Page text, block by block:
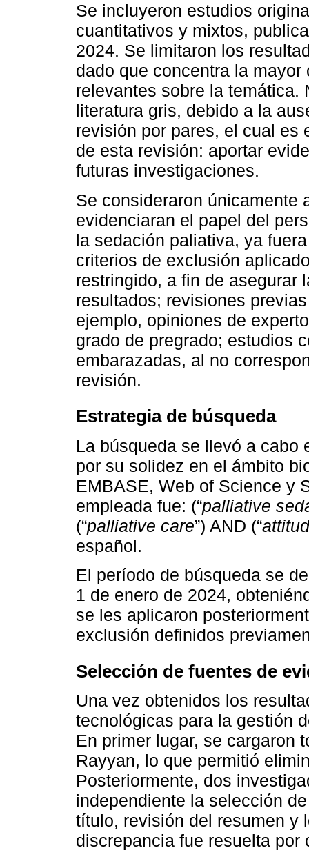
Se incluyeron estudios
cuantitativos y mixtos,
2024. Se limitaron los
dado que concentra la
relevantes sobre la temática.
literatura gris, debido a la
revisión por pares, el cual es
de esta revisión: aportar
futuras investigaciones.
Se consideraron únicamente
evidenciaran el papel del
la sedación paliativa, ya
criterios de exclusión
restringido, a fin de asegurar
resultados; revisiones
ejemplo, opiniones de
grado de pregrado; estudios
embarazadas, al no
revisión.
Estrategia de búsqueda
La búsqueda se llevó a cabo
por su solidez en el ámbito
EMBASE, Web of Science y
empleada fue: (“palliative
(“palliative care”) AND (“
español.
El período de búsqueda se
1 de enero de 2024,
se les aplicaron
exclusión definidos
Selección de fuentes de
Una vez obtenidos los
tecnológicas para la gestión
En primer lugar, se cargaron
Rayyan, lo que permitió
Posteriormente, dos
independiente la selección
título, revisión del resumen y
discrepancia fue resuelta por